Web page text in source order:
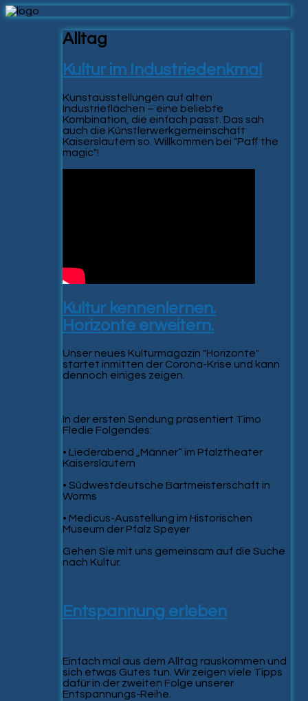
Alltag
Kultur im Industriedenkmal
Kunstausstellungen auf alten
Industrieflächen – eine beliebte
Kombination, die einfach passt. Das sah
auch die Künstlerwerkgemeinschaft
Kaiserslautern so. Willkommen bei "Paff the
magic"!
Kultur kennenlernen.
Horizonte erweitern.
Unser neues Kulturmagazin "Horizonte"
startet inmitten der Corona-Krise und kann
dennoch einiges zeigen.
In der ersten Sendung präsentiert Timo
Fledie Folgendes:
• Liederabend „Männer“ im Pfalztheater
Kaiserslautern
• Südwestdeutsche Bartmeisterschaft in
Worms
• Medicus-Ausstellung im Historischen
Museum der Pfalz Speyer
Gehen Sie mit uns gemeinsam auf die Suche
nach Kultur.
Entspannung erleben
Einfach mal aus dem Alltag rauskommen und
sich etwas Gutes tun. Wir zeigen viele Tipps
dafür in der zweiten Folge unserer
Entspannungs-Reihe.